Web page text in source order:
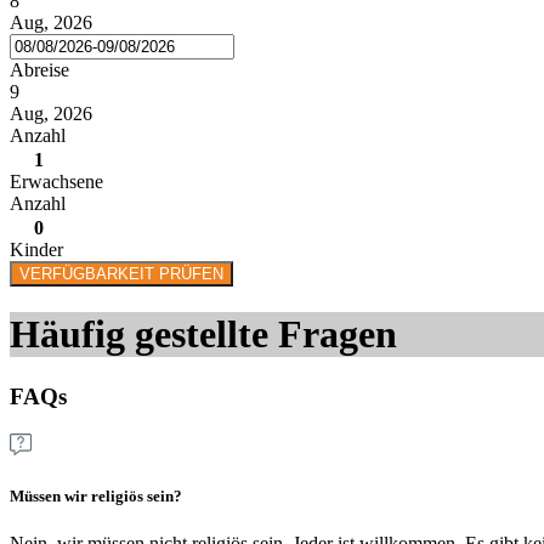
Aug, 2026
Abreise
9
Aug, 2026
Anzahl
1
Erwachsene
Anzahl
0
Kinder
VERFÜGBARKEIT PRÜFEN
Häufig gestellte Fragen
FAQs
Müssen wir religiös sein?